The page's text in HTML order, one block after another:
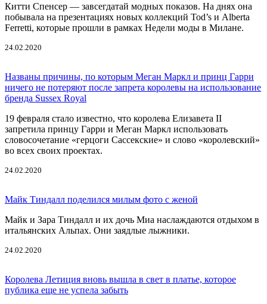
Китти Спенсер — завсегдатай модных показов. На днях она
побывала на презентациях новых коллекций Tod’s и Alberta
Ferretti, которые прошли в рамках Недели моды в Милане.
24.02.2020
Названы причины, по которым Меган Маркл и принц Гарри
ничего не потеряют после запрета королевы на использование
бренда Sussex Royal
19 февраля стало известно, что королева Елизавета II
запретила принцу Гарри и Меган Маркл использовать
словосочетание «герцоги Сассекские» и слово «королевский»
во всех своих проектах.
24.02.2020
Майк Тиндалл поделился милым фото с женой
Майк и Зара Тиндалл и их дочь Миа наслаждаются отдыхом в
итальянских Альпах. Они заядлые лыжники.
24.02.2020
Королева Летиция вновь вышла в свет в платье, которое
публика еще не успела забыть